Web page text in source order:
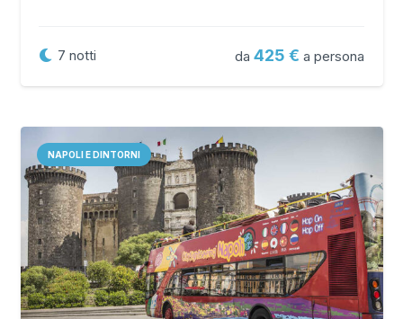
7 notti da425 a persona
NAPOLI E DINTORNI